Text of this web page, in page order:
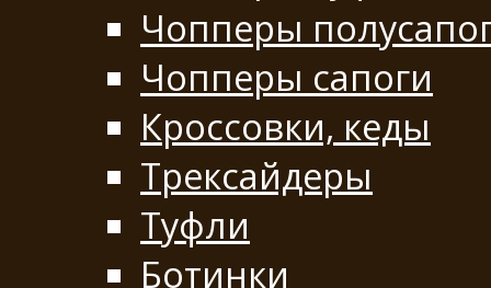
Чопперы
Чопперы сапоги
Кроссовки, кеды
Трексайдеры
Туфли
Ботинки